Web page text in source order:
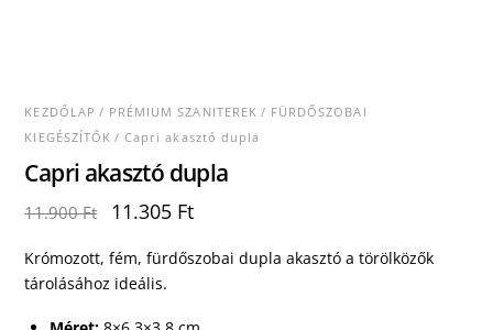
KEZDŐLAP / PRÉMIUM SZANITEREK / FÜRDŐSZOBAI
KIEGÉSZÍTŐK / Capri akasztó dupla
Capri akasztó dupla
11.900Ft
Original
was:
11.900 Ft.
11.305 FtCurrent
is:
Krómozott, fém, fürdőszobai dupla akasztó a törölközők
tárolásához ideális.